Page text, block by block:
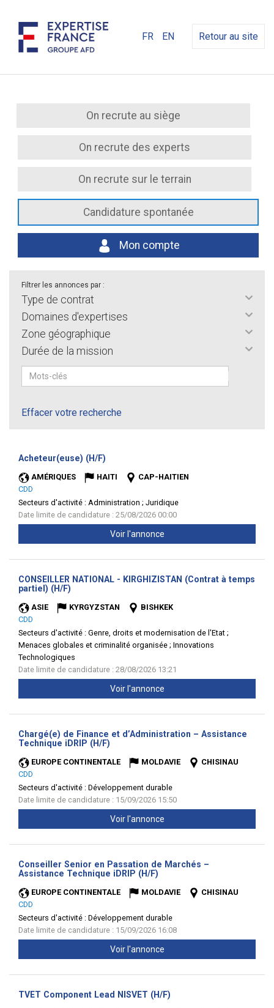
FR EN Retour au site
On recrute au siège
On recrute des experts
On recrute sur le terrain
Candidature spontanée
Mon compte
Filtrer les annonces par :
Type de contrat
Domaines d'expertises
Zone géographique
Durée de la mission
Effacer votre recherche
Acheteur(euse) (H/F)
AMÉRIQUES HAITI
CAP-HAITIEN
CDD
Secteurs d'activité : Administration ; Juridique
Date limite de candidature : 25/08/2026 00:00
Voir l'annonce
CONSEILLER NATIONAL - KIRGHIZISTAN (Contrat à temps
partiel) (H/F)
ASIE KYRGYZSTAN
BISHKEK
CDD
Secteurs d'activité : Genre, droits et modernisation de l'Etat ;
Menaces globales et criminalité organisée ; Innovations
Technologiques
Date limite de candidature : 28/08/2026 13:21
Voir l'annonce
Chargé(e) de Finance et d’Administration – Assistance
Technique iDRIP (H/F)
EUROPE CONTINENTALE MOLDAVIE
CHISINAU
CDD
Secteurs d'activité : Développement durable
Date limite de candidature : 15/09/2026 15:50
Voir l'annonce
Conseiller Senior en Passation de Marchés –
Assistance Technique iDRIP (H/F)
EUROPE CONTINENTALE MOLDAVIE
CHISINAU
CDD
Secteurs d'activité : Développement durable
Date limite de candidature : 15/09/2026 16:08
Voir l'annonce
TVET Component Lead NISVET (H/F)